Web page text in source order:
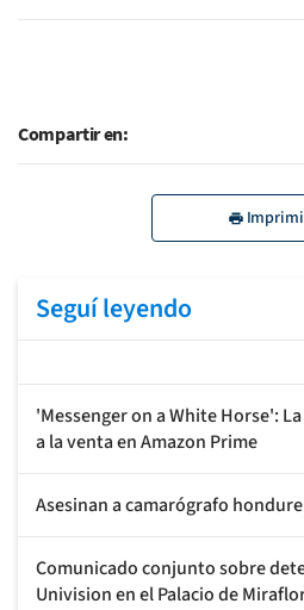
Compartir en:
Seguí leyendo
'Messenger on a White Horse':
a la venta en Amazon Prime
Asesinan a camarógrafo
Comunicado conjunto sobre
Univision en el Palacio de